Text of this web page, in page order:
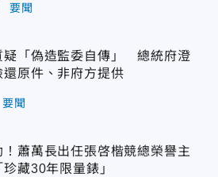
要聞
疑「偽造監委自傳」 總統府澄
還原件、非府方提供
要聞
！蕭萬長出任張啓楷競總榮譽主
藏30年限量錶」